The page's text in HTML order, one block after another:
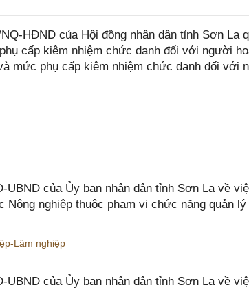
HĐND của Hội đồng nhân dân tỉnh Sơn La
cấp kiêm nhiệm chức danh đối với người
mức phụ cấp kiêm nhiệm chức danh đối với
UBND của Ủy ban nhân dân tỉnh Sơn La về
Nông nghiệp thuộc phạm vi chức năng quản
Lâm nghiệp
UBND của Ủy ban nhân dân tỉnh Sơn La về